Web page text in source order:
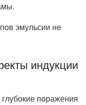
эмульсии не
индукции
поражения